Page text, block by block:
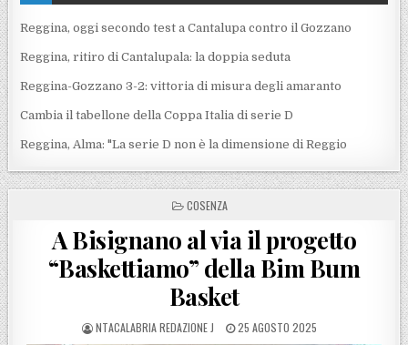
Reggina, oggi secondo test a Cantalupa contro il Gozzano
Reggina, ritiro di Cantalupala: la doppia seduta
Reggina-Gozzano 3-2: vittoria di misura degli amaranto
Cambia il tabellone della Coppa Italia di serie D
Reggina, Alma: "La serie D non è la dimensione di Reggio
POSTED IN
COSENZA
A Bisignano al via il progetto
“Baskettiamo” della Bim Bum
Basket
POSTED BY
NTACALABRIA REDAZIONE J POSTED ON
25 AGOSTO 2025